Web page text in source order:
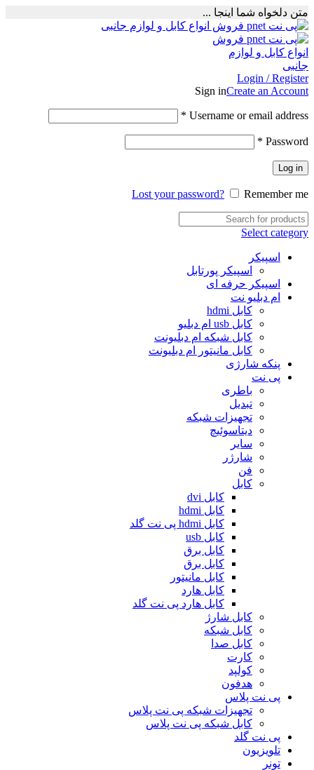
متن دلخواه شما اینجا ...
Login / Register
Sign inCreate an Account
Username or email address
*
Password
*
Log in
Lost your password? Remember me
Select category
اسپیکر
اسپیکر پورتابل
اسپیکر حرفه ای
ام دبلیو نت
کابل hdmi
کابل usb ام دبلیو
کابل شبکه ام دبلیونت
کابل مانیتور ام دبلیونت
پنکه شارژی
پی نت
باطری
تبدیل
تجهیزات شبکه
دیتاسوئیچ
سایر
شارژر
فن
کابل
کابل dvi
کابل hdmi
کابل hdmi پی نت گلد
کابل usb
کابل برق
کابل برق
کابل مانیتور
کابل هارد
کابل هارد پی نت گلد
کابل شارژ
کابل شبکه
کابل صدا
کارت
کولپد
هدفون
پی نت پلاس
تجهیزات شبکه پی نت پلاس
کابل شبکه پی نت پلاس
پی نت گلد
تلویزیون
تونر